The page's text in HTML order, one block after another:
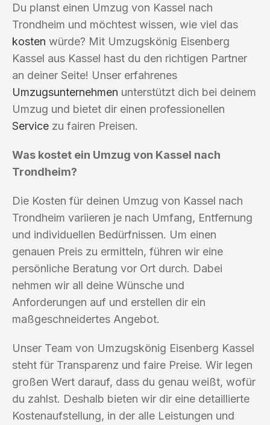
Du planst einen Umzug von Kassel nach
Trondheim und möchtest wissen, wie viel das
kosten würde? Mit Umzugskönig Eisenberg
Kassel aus Kassel hast du den richtigen Partner
an deiner Seite! Unser erfahrenes
Umzugsunternehmen unterstützt dich bei deinem
Umzug und bietet dir einen professionellen
Service zu fairen Preisen.
Was kostet ein Umzug von Kassel nach
Trondheim?
Die Kosten für deinen Umzug von Kassel nach
Trondheim variieren je nach Umfang, Entfernung
und individuellen Bedürfnissen. Um einen
genauen Preis zu ermitteln, führen wir eine
persönliche Beratung vor Ort durch. Dabei
nehmen wir all deine Wünsche und
Anforderungen auf und erstellen dir ein
maßgeschneidertes Angebot.
Unser Team von Umzugskönig Eisenberg Kassel
steht für Transparenz und faire Preise. Wir legen
großen Wert darauf, dass du genau weißt, wofür
du zahlst. Deshalb bieten wir dir eine detaillierte
Kostenaufstellung, in der alle Leistungen und